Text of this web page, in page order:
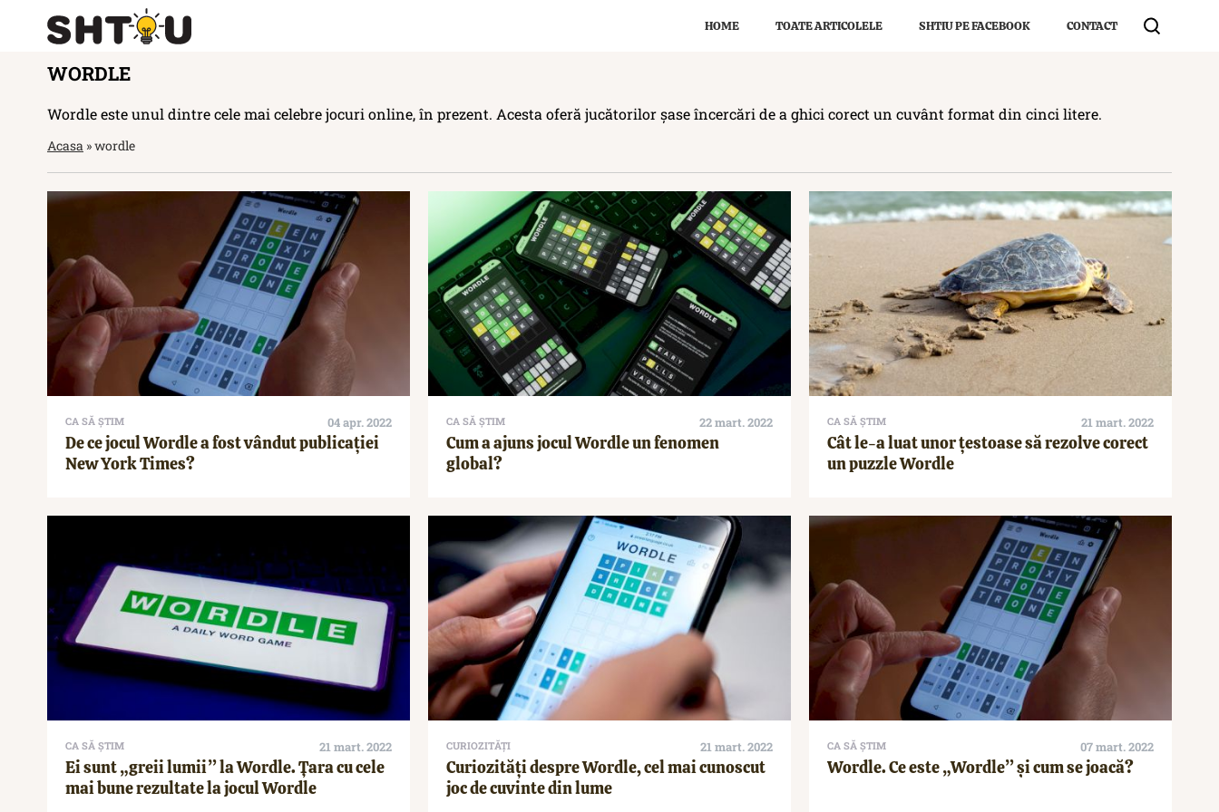
HOME TOATE ARTICOLELE SHTIU PE FACEBOOK CONTACT
WORDLE
Wordle este unul dintre cele mai celebre jocuri online, în prezent. Acesta oferă jucătorilor șase încercări de a ghici corect un cuvânt format din cinci litere.
Acasa »wordle
CA SĂ ȘTIM 04 apr. 2022
De ce jocul Wordle a fost vândut publicației
New York Times?
CA SĂ ȘTIM 22 mart. 2022
Cum a ajuns jocul Wordle un fenomen
global?
CA SĂ ȘTIM 21 mart. 2022
Cât le-a luat unor țestoase să rezolve corect
un puzzle Wordle
CA SĂ ȘTIM 21 mart. 2022
Ei sunt „greii lumii” la Wordle. Țara cu cele
mai bune rezultate la jocul Wordle
CURIOZITĂȚI 21 mart. 2022
Curiozități despre Wordle, cel mai cunoscut
joc de cuvinte din lume
CA SĂ ȘTIM 07 mart. 2022
Wordle. Ce este „Wordle” și cum se joacă?